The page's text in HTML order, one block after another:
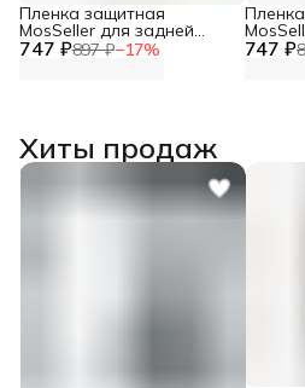
747 ₽897 ₽−17%
Пленка защитная
MosSeller для задней
панели для OPPO Reno 8 747 ₽
Хиты продаж